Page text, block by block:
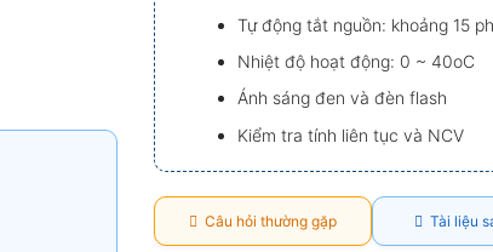
Tự động tắt nguồn: khoảng 15
Nhiệt độ hoạt động: 0 ~ 40oC
Ánh sáng đen và đèn flash
Kiểm tra tính liên tục và NCV
Câu hỏi thường gặp Tài liệu